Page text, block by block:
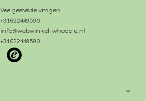
Veelgestelde vragen
+31622449590
info@webwinkel-whoopie.nl
+31622449590